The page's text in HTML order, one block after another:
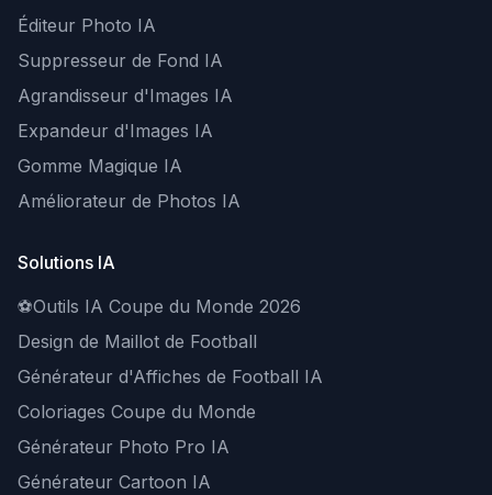
Éditeur Photo IA
Suppresseur de Fond IA
Agrandisseur d'Images IA
Expandeur d'Images IA
Gomme Magique IA
Améliorateur de Photos IA
Solutions IA
⚽Outils IA Coupe du Monde 2026
Design de Maillot de Football
Générateur d'Affiches de Football IA
Coloriages Coupe du Monde
Générateur Photo Pro IA
Générateur Cartoon IA